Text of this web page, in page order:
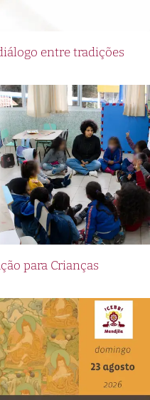
entre tradições
para Crianças